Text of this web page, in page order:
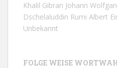
Khalil Gibran Johann
Dschelaluddin Rumi Albert
Unbekannt
FOLGE WEISE